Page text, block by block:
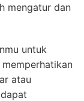
mengatur dan
untuk
atau